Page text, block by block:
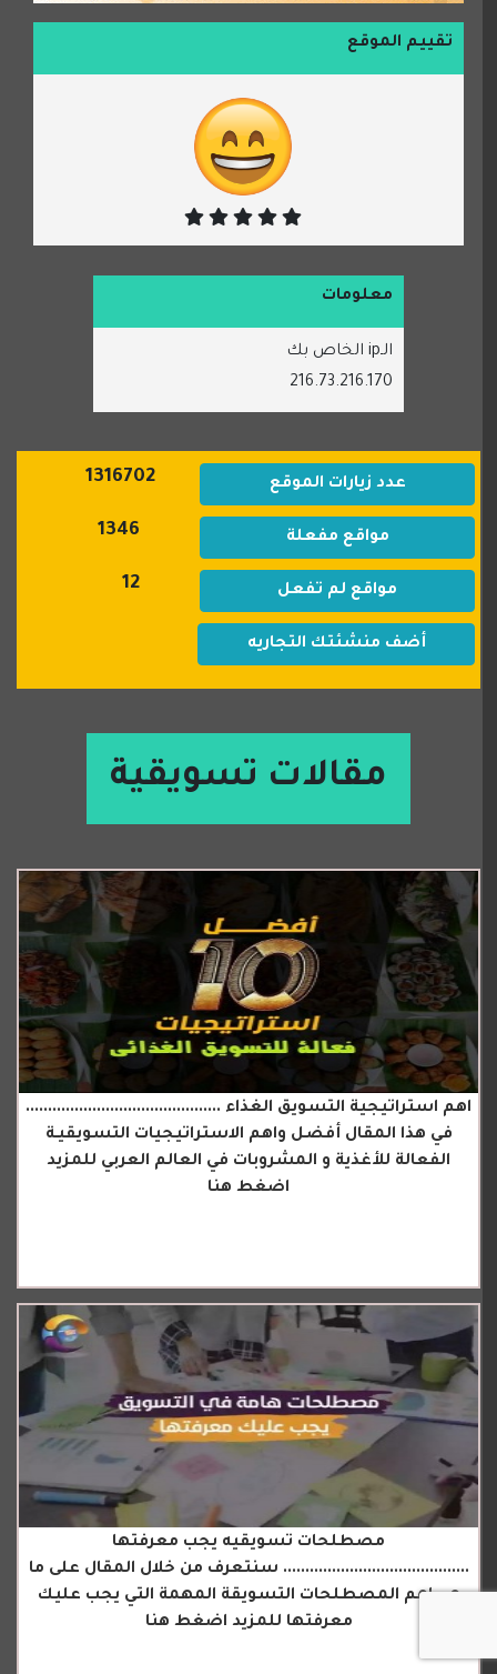
تقييم الموقع
معلومات
الـip الخاص بك
216.73.216.170
عدد زيارات الموقع 1316702
مواقع مفعلة 1346
مواقع لم تفعل 12
أضف منشئتك التجاريه
مقالات تسويقية
اهم استراتيجية التسويق الغذاء ............................................
في هذا المقال أفضل واهم الاستراتيجيات التسويقيـة
الفعالة للأغذية و المشروبات في العالم العربي للمزيد
اضغط هنا
مصطلحات تسويقيه يجب معرفتها
.......................................... سنتعرف من خلال المقال على ما
هي اهم المصطلحات التسويقة المهمة التي يجب عليك
معرفتها للمزيد اضغط هنا